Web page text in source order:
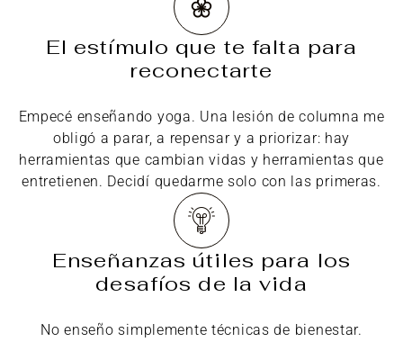
El estímulo que te falta para
reconectarte
Empecé enseñando yoga. Una lesión de columna me
obligó a parar, a repensar y a priorizar: hay
herramientas que cambian vidas y herramientas que
entretienen. Decidí quedarme solo con las primeras.
Enseñanzas útiles para los
desafíos de la vida
No enseño simplemente técnicas de bienestar.